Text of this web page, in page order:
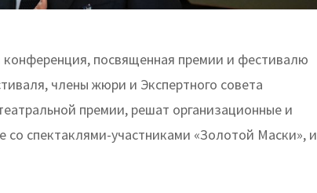
посвященная премии и фестивалю
члены жюри и Экспертного совета
премии, решат организационные и
со спектаклями-участниками «Золотой Маски», и